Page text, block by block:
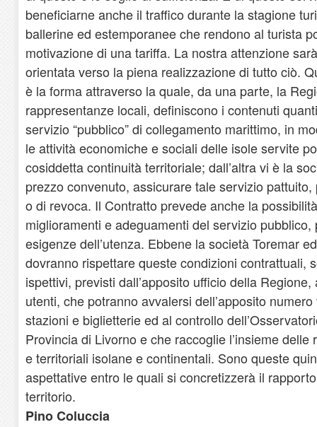
beneficiarne anche il traffico durante la stagione
ballerine ed estemporanee che rendono al turista
motivazione di una tariffa. La nostra attenzione
orientata verso la piena realizzazione di tutto ciò.
è la forma attraverso la quale, da una parte, la
rappresentanze locali, definiscono i contenuti
servizio “pubblico” di collegamento marittimo, in
le attività economiche e sociali delle isole servite
cosiddetta continuità territoriale; dall’altra vi è la
prezzo convenuto, assicurare tale servizio
o di revoca. Il Contratto prevede anche la
miglioramenti e adeguamenti del servizio
esigenze dell’utenza. Ebbene la società Toremar
dovranno rispettare queste condizioni contrattuali,
ispettivi, previsti dall’apposito ufficio della
utenti, che potranno avvalersi dell’apposito
stazioni e biglietterie ed al controllo
Provincia di Livorno e che raccoglie l’insieme
e territoriali isolane e continentali. Sono queste
aspettative entro le quali si concretizzerà il
territorio.
Pino Coluccia